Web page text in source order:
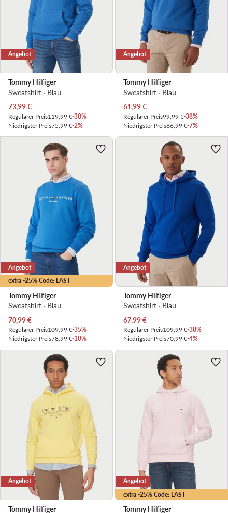
Angebot
Tommy Hilfiger
Sweatshirt · Blau
Aktueller Preis
73,99€
Regulärer Preis119,99 €-38%
Niedrigster Preis75,99 €-2%
Angebot
Tommy Hilfiger
Sweatshirt · Blau
Aktueller Preis
61,99€
Regulärer Preis99,99 €-38%
Niedrigster Preis66,99 €-7%
extra -25% Code: LAST
Angebot
Tommy Hilfiger
Sweatshirt · Blau
Aktueller Preis
70,99€
Regulärer Preis109,99 €-35%
Niedrigster Preis78,99 €-10%
Angebot
Tommy Hilfiger
Sweatshirt · Blau
Aktueller Preis
67,99€
Regulärer Preis109,99 €-38%
Niedrigster Preis70,99 €-4%
Angebot
Tommy Hilfiger
extra -25% Code: LAST
Angebot
Tommy Hilfiger